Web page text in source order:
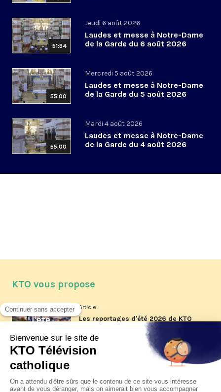
51:34
Jeudi 6 août 2026
Laudes et messe à Notre-Dame
de la Garde du 6 août 2026
55:00
Mercredi 5 août 2026
Laudes et messe à Notre-Dame
de la Garde du 5 août 2026
55:00
Mardi 4 août 2026
Laudes et messe à Notre-Dame
de la Garde du 4 août 2026
KTO vous propose
Article
Les reportages d'été 2026 de KTO
Article
La visite pastorale du pape Léon
jeudi 6 août